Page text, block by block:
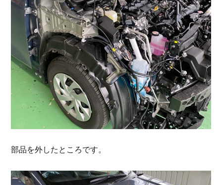
部品を外したところです。